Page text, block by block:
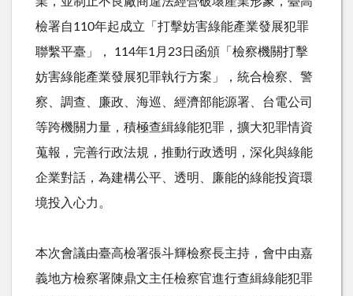
檢署自110年起成立「打擊妨害綠能產業發展犯罪
聯繫平臺」，
114年1 月 23日函頒「檢察機關打擊
妨害綠能產業發展犯罪執行方案」，統合檢察、警
察、調查、廉政、海巡、經濟部能源署、台電公司
等跨機關力量，積極查緝綠能犯罪，擴大犯罪情資
蒐報，完善行政法規，推動行政透明，深化與綠能
企業對話，為建構公平、透明、廉能的綠能投資環
境投入心力。
本次會議由臺高檢署張斗輝檢察長主持，會中由嘉
義地方檢察署陳鼎文主任檢察官進行查緝綠能犯罪